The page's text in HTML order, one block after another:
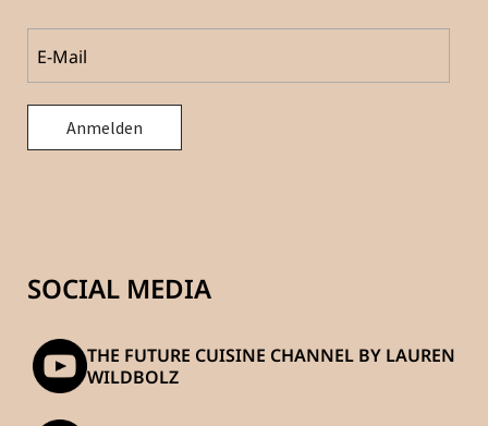
SOCIAL MEDIA
THE FUTURE CUISINE CHANNEL BY LAUREN
WILDBOLZ